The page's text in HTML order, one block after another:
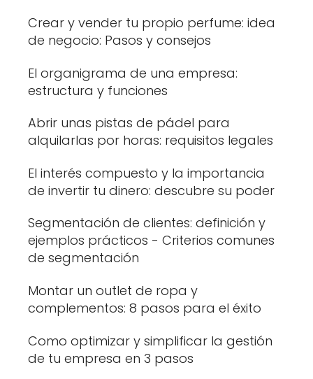
Crear y vender tu propio perfume: idea
de negocio: Pasos y consejos
El organigrama de una empresa:
estructura y funciones
Abrir unas pistas de pádel para
alquilarlas por horas: requisitos legales
El interés compuesto y la importancia
de invertir tu dinero: descubre su poder
Segmentación de clientes: definición y
ejemplos prácticos - Criterios comunes
de segmentación
Montar un outlet de ropa y
complementos: 8 pasos para el éxito
Como optimizar y simplificar la gestión
de tu empresa en 3 pasos